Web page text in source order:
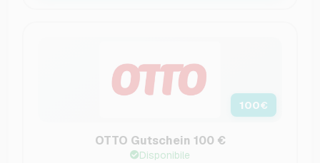
100€
OTTO Gutschein 100 €
Disponibile